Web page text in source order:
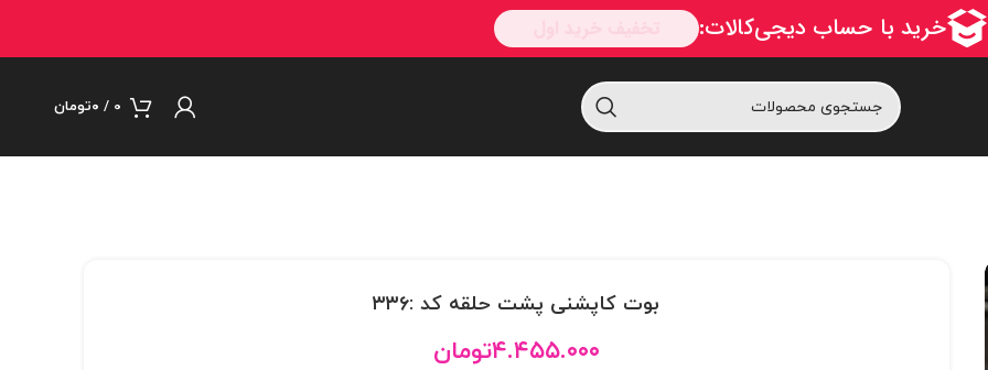
0
/ ۰تومان
بوت کاپشنی پشت حلقه کد :۳۳۶
۴.۴۵۵.۰۰۰تومان